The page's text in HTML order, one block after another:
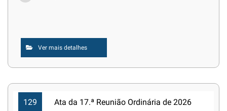
Ver mais detalhes
129 Ata da 17.ª Reunião Ordinária de 2026